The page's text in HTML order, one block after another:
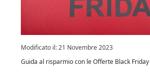
Modificato il:21 Novembre 2023
Guida al risparmio con le Offerte Black